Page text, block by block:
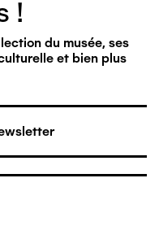
!
du musée, ses
et bien plus